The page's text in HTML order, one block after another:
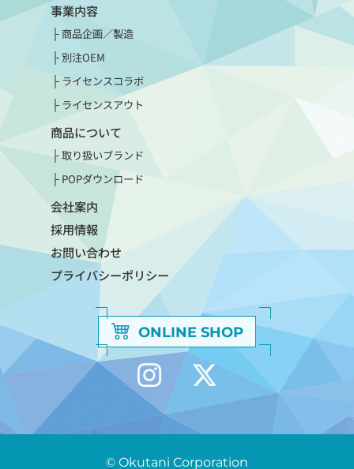
事業内容
商品企画／製造
別注OEM
ライセンスコラボ
ライセンスアウト
商品について
取り扱いブランド
POPダウンロード
会社案内
採用情報
お問い合わせ
プライバシーポリシー
ONLINE SHOP
© Okutani Corporation